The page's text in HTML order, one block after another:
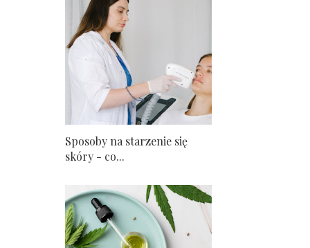
Sposoby na starzenie się
skóry - co...